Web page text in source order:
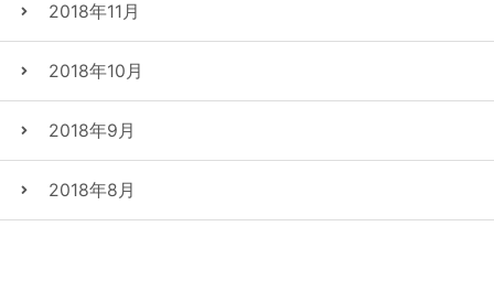
2018年11月
2018年10月
2018年9月
2018年8月